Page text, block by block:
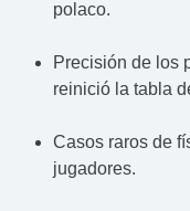
polaco.
Precisión de los
reinició la tabla
Casos raros de
jugadores.